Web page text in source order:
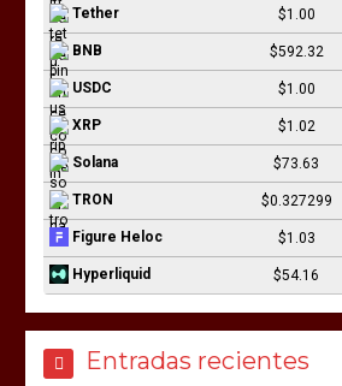
Tether $1.00
BNB $592.32
USDC $1.00
XRP $1.02
Solana $73.63
TRON $0.327299
Figure Heloc $1.03
Hyperliquid $54.16
Entradas recientes